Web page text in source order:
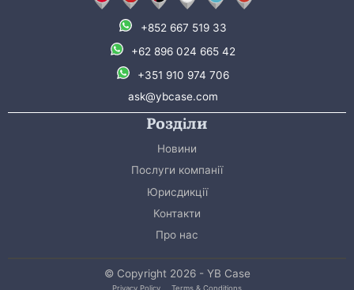
+852 667 519 33
+62 896 024 665 42
+351 910 974 706
ask@ybcase.com
Розділи
Новини
Послуги компанії
Юрисдикції
Контакти
Про нас
© Copyright 2026 - YB Case